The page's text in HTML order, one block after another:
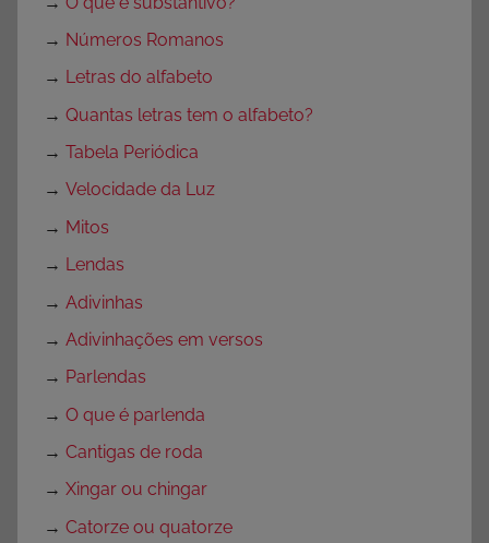
→ Números Romanos
→ Letras do alfabeto
→ Quantas letras tem o alfabeto?
→ Tabela Periódica
→ Velocidade da Luz
→ Mitos
→ Lendas
→ Adivinhas
→ Adivinhações em versos
→ Parlendas
→ O que é parlenda
→ Cantigas de roda
→ Xingar ou chingar
→ Catorze ou quatorze